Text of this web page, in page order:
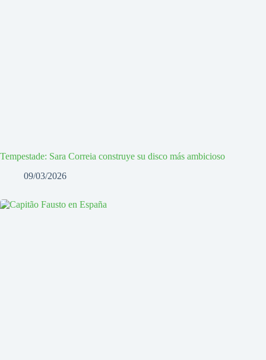
Tempestade: Sara Correia construye su disco más ambicioso
09/03/2026